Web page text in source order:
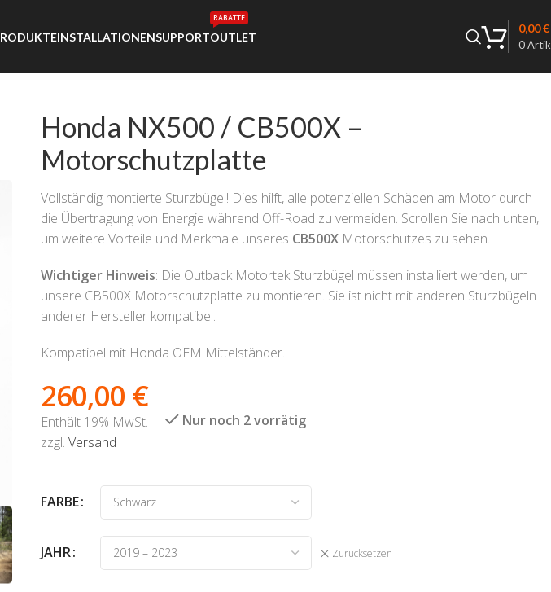
INSTALLATIONENSUPPORTOUTLET
RABATTE
0
0,00€
Honda NX500 / CB500X –
Motorschutzplatte
Vollständig montierte Sturzbügel! Dies hilft, alle potenziellen Schäden am Motor durch
die Übertragung von Energie während Off-Road zu vermeiden. Scrollen Sie nach unten,
um weitere Vorteile und Merkmale unseres CB500XMotorschutzes zu sehen.
Wichtiger Hinweis: Die Outback Motortek Sturzbügel müssen installiert werden, um
unsere CB500X Motorschutzplatte zu montieren. Sie ist nicht mit anderen Sturzbügeln
anderer Hersteller kompatibel.
Kompatibel mit Honda OEM Mittelständer.
260,00 €
Enthält 19% MwSt.
zzgl. Versand
Nur noch 2 vorrätig
FARBE
JAHR Zurücksetzen